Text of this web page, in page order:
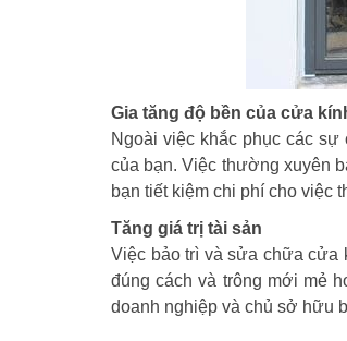
Gia tăng độ bền của cửa
Ngoài việc khắc phục các
của bạn. Việc thường xuyên
bạn tiết kiệm chi phí cho việc
Tăng giá trị tài sản
Việc bảo trì và sửa chữa cửa
đúng cách và trông mới mẻ
doanh nghiệp và chủ sở hữu